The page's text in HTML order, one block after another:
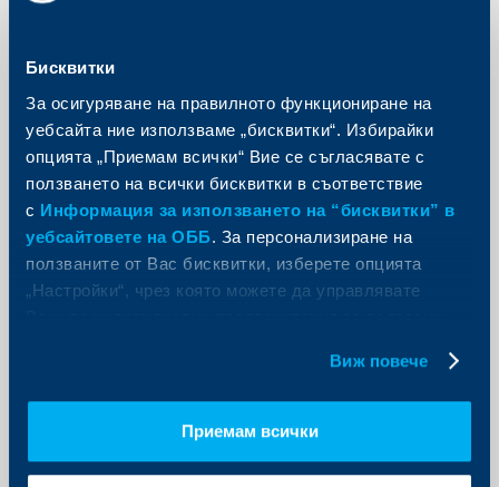
Бисквитки
За осигуряване на правилното функциониране на
уебсайта ние използваме „бисквитки“. Избирайки
опцията „Приемам всички“ Вие се съгласявате с
ползването на всички бисквитки в съответствие
с Информация за използването на “бисквитки” в
уебсайтовете на ОББ. За персонализиране на
ползваните от Вас бисквитки, изберете опцията
„Настройки“, чрез която можете да управлявате
Виж повече
Приемам всички
юли 2026 г.
Още
Промени в работното време на
часа.